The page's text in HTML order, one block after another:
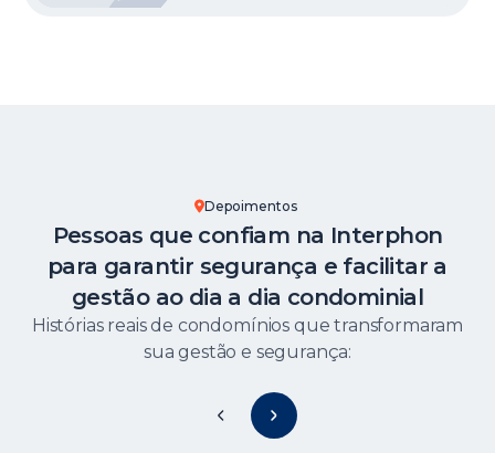
Depoimentos
Pessoas que confiam na Interphon
para garantir segurança e facilitar a
gestão ao dia a dia condominial
Histórias reais de condomínios que transformaram
sua gestão e segurança: